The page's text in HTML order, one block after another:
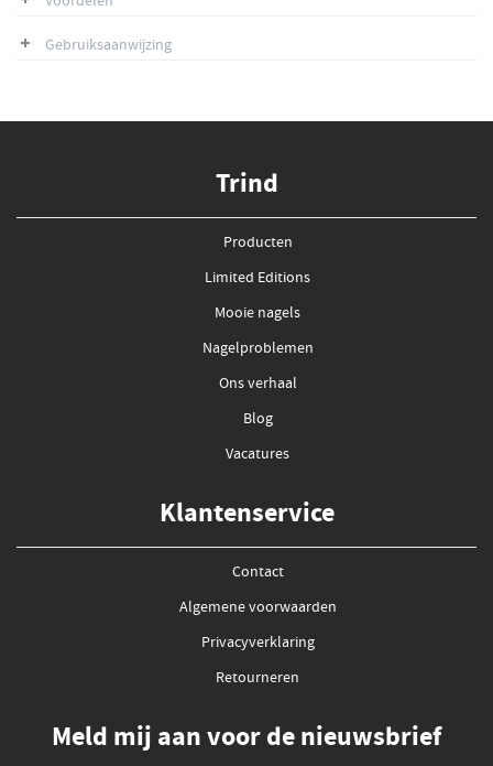
Gebruiksaanwijzing
Trind
Producten
Limited Editions
Mooie nagels
Nagelproblemen
Ons verhaal
Blog
Vacatures
Klantenservice
Contact
Algemene voorwaarden
Privacyverklaring
Retourneren
Meld mij aan voor de nieuwsbrief